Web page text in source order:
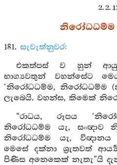
2. 2.
නිරෝධධම්ම
181. සැවැත්නුවර:
එකත්පස් ව හුන්
භාග්‍යවතුන් වහන්සේට
‘නිරෝධධම්ම, නිරෝධධම්ම
ලැබෙයි. වහන්ස, කිමෙක්
“රාධය, රූපය
නිරෝධධම්ම යැ, සංඥාව
නිරෝධධම්ම යැ, විඥානය
මෙසේ දක්නා ශ්‍රැතවත්
පිණිස අනෙකෙක් නැතැ”යි